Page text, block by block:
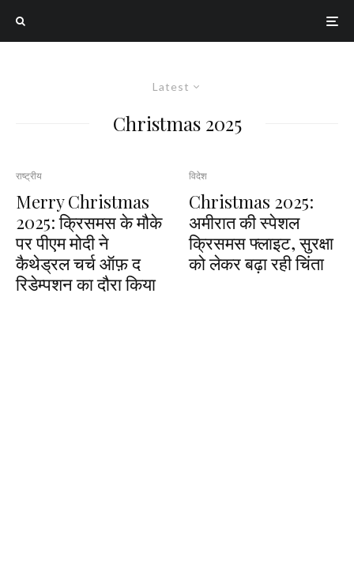
Latest
Christmas 2025
राष्ट्रीय
Merry Christmas
2025: क्रिसमस के मौके
पर पीएम मोदी ने
कैथेड्रल चर्च ऑफ़ द
रिडेम्पशन का दौरा किया
विदेश
Christmas 2025:
अमीरात की स्पेशल
क्रिसमस फ्लाइट, सुरक्षा
को लेकर बढ़ा रही चिंता